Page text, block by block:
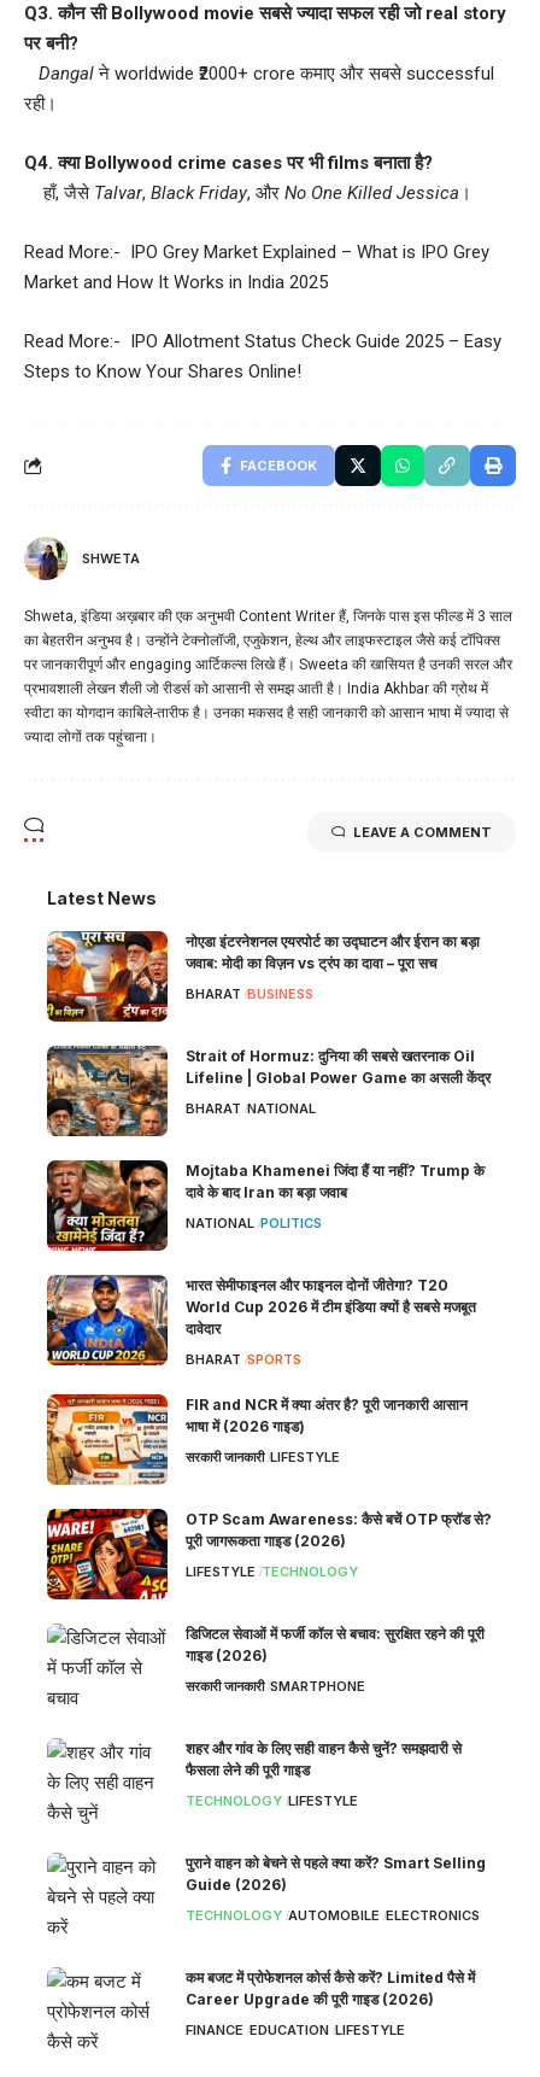
Q3. कौन सी Bollywood movie सबसे ज्यादा सफल रही जो real story
पर बनी?
Dangalने worldwide ₹2000+ crore कमाए और सबसे successful
रही।
Q4. क्या Bollywood crime cases पर भी films बनाता है?
हाँ, जैसे Talvar, Black Friday, और No One Killed Jessica ।
Read More:- IPO Grey Market Explained – What is IPO Grey
Market and How It Works in India 2025
Read More:- IPO Allotment Status Check Guide 2025 – Easy
Steps to Know Your Shares Online!
FACEBOOK
SHWETA
Shweta, इंडिया अख़बार की एक अनुभवी Content Writer हैं, जिनके पास इस फील्ड में 3 साल
का बेहतरीन अनुभव है। उन्होंने टेक्नोलॉजी, एजुकेशन, हेल्थ और लाइफस्टाइल जैसे कई टॉपिक्स
पर जानकारीपूर्ण और engaging आर्टिकल्स लिखे हैं। Sweeta की खासियत है उनकी सरल और
प्रभावशाली लेखन शैली जो रीडर्स को आसानी से समझ आती है। India Akhbar की ग्रोथ में
स्वीटा का योगदान काबिले-तारीफ है। उनका मकसद है सही जानकारी को आसान भाषा में ज्यादा से
ज्यादा लोगों तक पहुंचाना।
LEAVE A COMMENT
Latest News
नोएडा इंटरनेशनल एयरपोर्ट का उद्घाटन और ईरान का बड़ा
जवाब: मोदी का विज़न vs ट्रंप का दावा – पूरा सच
BHARAT BUSINESS
Strait of Hormuz: दुनिया की सबसे खतरनाक Oil
Lifeline | Global Power Game का असली केंद्र
BHARAT NATIONAL
Mojtaba Khamenei जिंदा हैं या नहीं? Trump के
दावे के बाद Iran का बड़ा जवाब
NATIONAL POLITICS
भारत सेमीफाइनल और फाइनल दोनों जीतेगा? T20
World Cup 2026 में टीम इंडिया क्यों है सबसे मजबूत
दावेदार
BHARAT SPORTS
FIR and NCR में क्या अंतर है? पूरी जानकारी आसान
भाषा में (2026 गाइड)
सरकारी जानकारी LIFESTYLE
OTP Scam Awareness: कैसे बचें OTP फ्रॉड से?
पूरी जागरूकता गाइड (2026)
LIFESTYLE TECHNOLOGY
डिजिटल सेवाओं में फर्जी कॉल से बचाव: सुरक्षित रहने की पूरी
गाइड (2026)
सरकारी जानकारी SMARTPHONE
शहर और गांव के लिए सही वाहन कैसे चुनें? समझदारी से
फैसला लेने की पूरी गाइड
TECHNOLOGY LIFESTYLE
पुराने वाहन को बेचने से पहले क्या करें? Smart Selling
Guide (2026)
TECHNOLOGY AUTOMOBILE ELECTRONICS
कम बजट में प्रोफेशनल कोर्स कैसे करें? Limited पैसे में
Career Upgrade की पूरी गाइड (2026)
FINANCE EDUCATION LIFESTYLE